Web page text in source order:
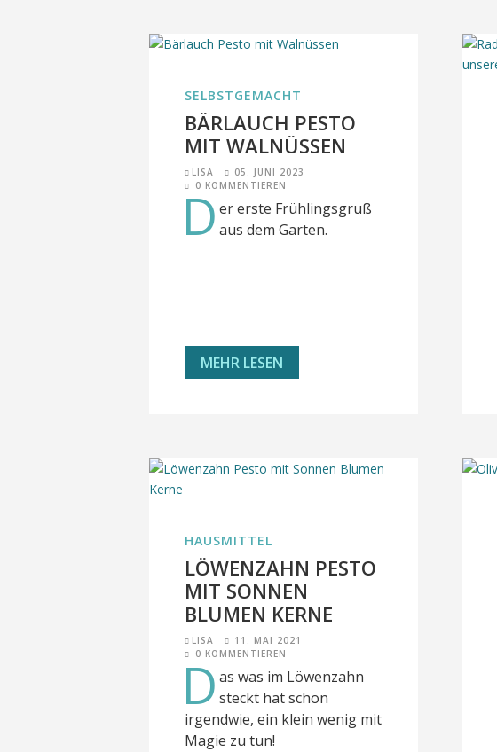
SELBSTGEMACHT
BÄRLAUCH PESTO
MIT WALNÜSSEN
LISA
05. JUNI 2023
0 KOMMENTIEREN
D er erste Frühlingsgruß
aus dem Garten.
MEHR LESEN
HAUSMITTEL
LÖWENZAHN PESTO
MIT SONNEN
BLUMEN KERNE
LISA
11. MAI 2021
0 KOMMENTIEREN
D as was im Löwenzahn
steckt hat schon
irgendwie, ein klein wenig mit
Magie zu tun!